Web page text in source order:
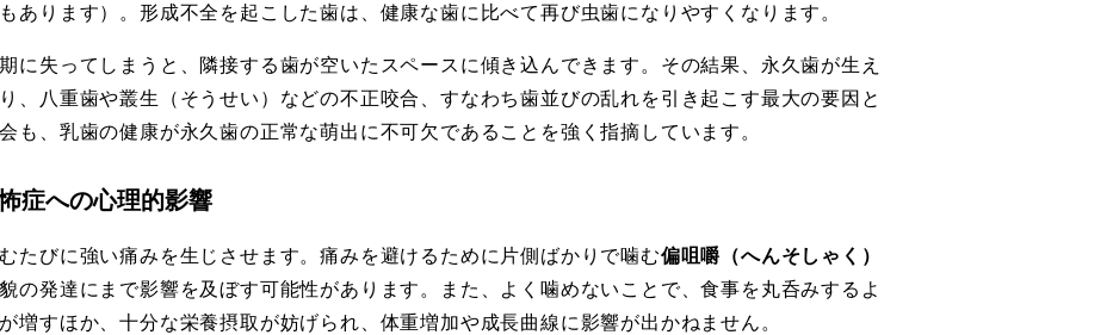
あります）。形成不全を起こした歯は、健康な歯に比べて再び虫歯になりやすくなります。
に失ってしまうと、隣接する歯が空いたスペースに傾き込んできます。その結果、永久歯が生え
、八重歯や叢生（そうせい）などの不正咬合、すなわち歯並びの乱れを引き起こす最大の要因と
も、乳歯の健康が永久歯の正常な萌出に不可欠であることを強く指摘しています。
症への心理的影響
たびに強い痛みを生じさせます。痛みを避けるために片側ばかりで噛む偏咀嚼（へんそしゃく）
の発達にまで影響を及ぼす可能性があります。また、よく噛めないことで、食事を丸呑みするよ
増すほか、十分な栄養摂取が妨げられ、体重増加や成長曲線に影響が出かねません。